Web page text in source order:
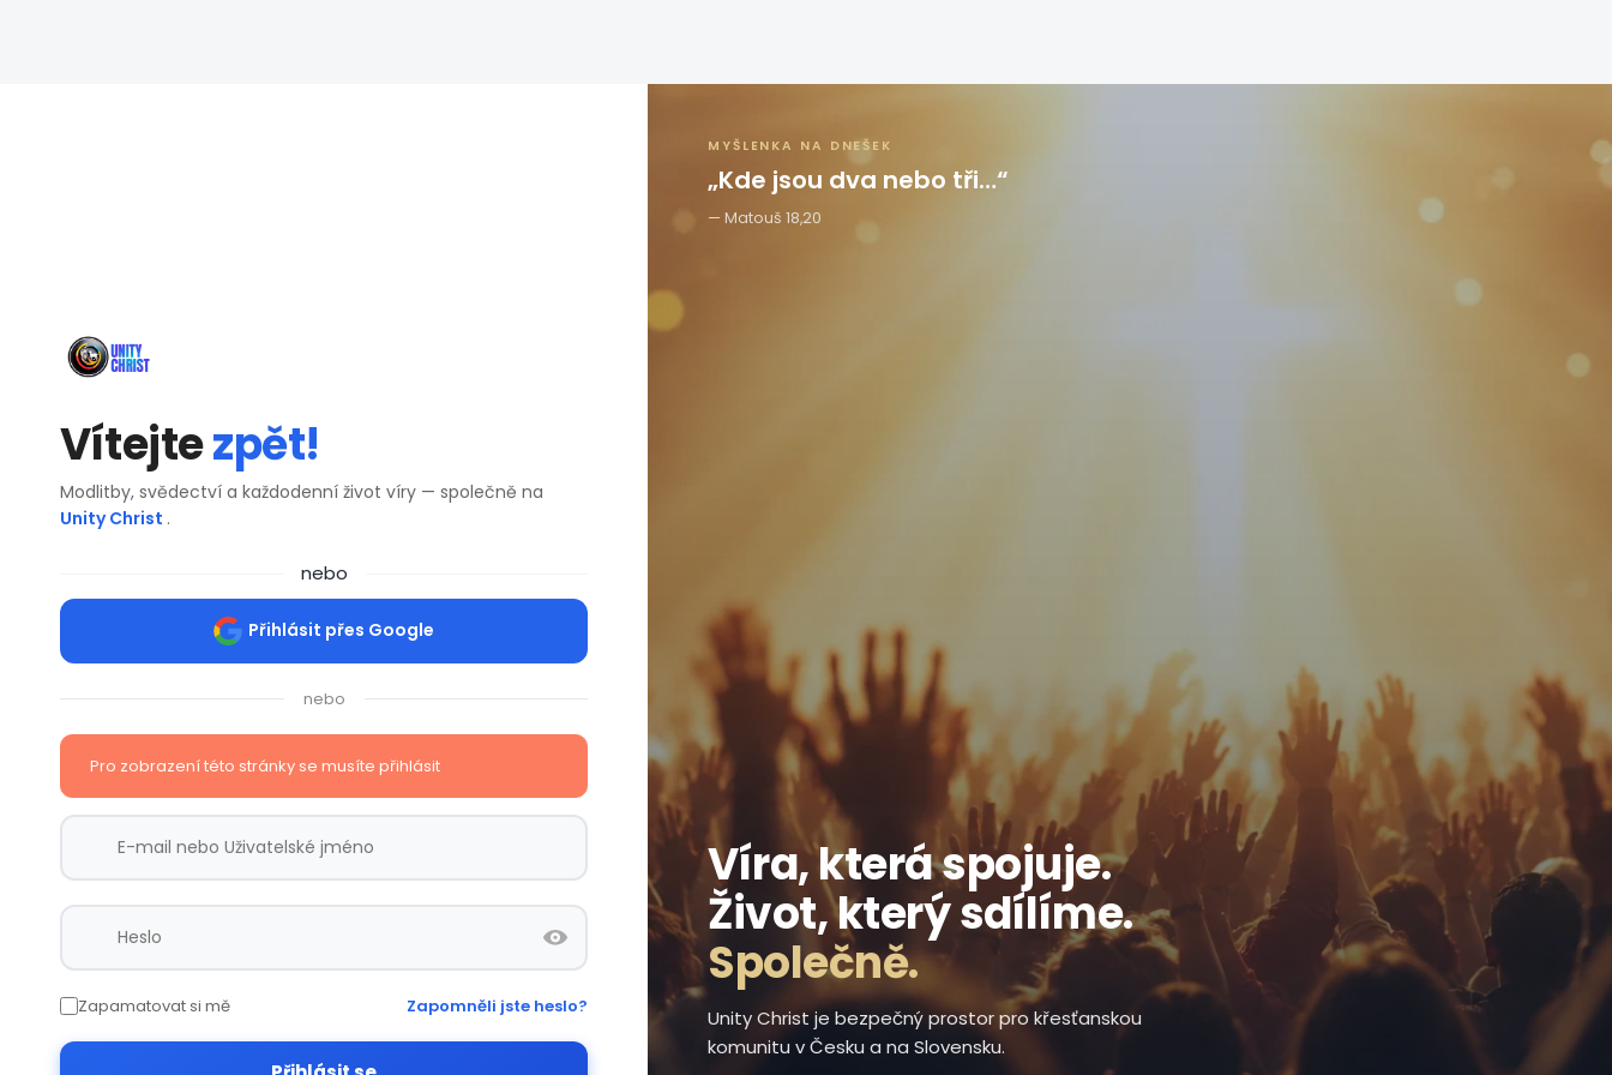
Vítejtezpět!
Modlitby, svědectví a každodenní život víry — společně na
Unity Christ .
nebo
Přihlásit přes Google
nebo
Pro zobrazení této stránky se musíte přihlásit
Zapamatovat si mě Zapomněli jste heslo?
Víra, která spojuje.
Život, který sdílíme.
Společně.
Unity Christ je bezpečný prostor pro křesťanskou
komunitu v Česku a na Slovensku.
MYŠLENKA NA DNEŠEK
„Kde jsou dva nebo tři…“
Matouš 18,20